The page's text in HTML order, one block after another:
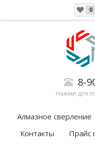
0
8-
Нажми для
Алмазное сверление
Контакты
Прайс